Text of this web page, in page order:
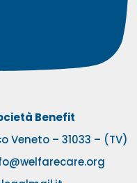
Benefit
Veneto – 31033 – (TV)